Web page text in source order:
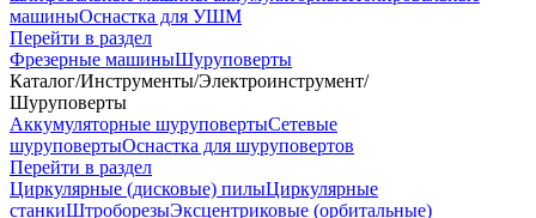
машиныОснастка для УШМ
Перейти в раздел
Фрезерные машиныШуруповерты
Каталог/Инструменты/Электроинструмент/
Шуруповерты
Аккумуляторные шуруповертыСетевые
шуруповертыОснастка для шуруповертов
Перейти в раздел
Циркулярные (дисковые) пилыЦиркулярные
станкиШтроборезыЭксцентриковые (орбитальные)